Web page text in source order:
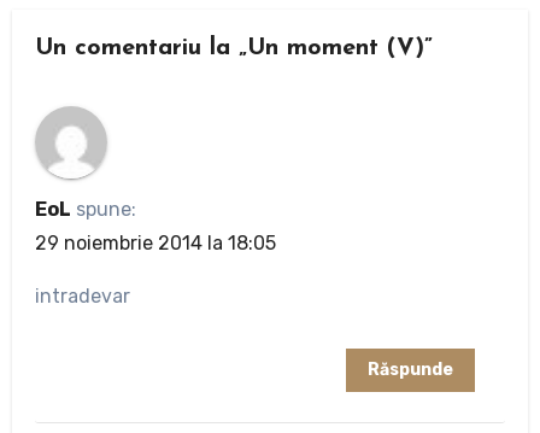
Un comentariu la „Un moment (V)”
EoL spune:
29 noiembrie 2014 la 18:05
intradevar
Răspunde